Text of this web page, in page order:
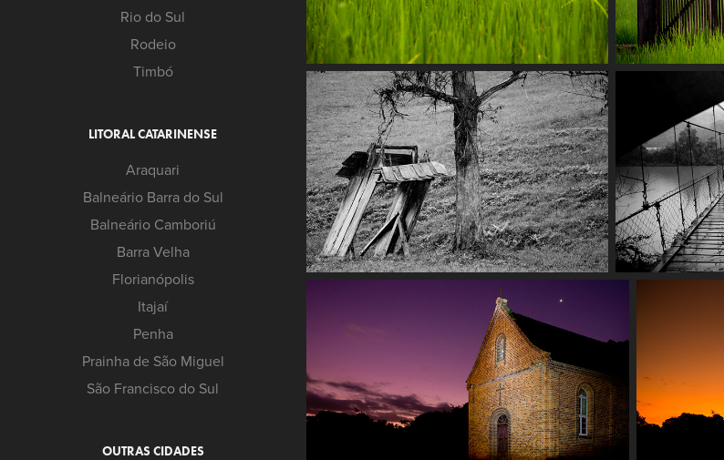
Rio do Sul
Rodeio
Timbó
LITORAL CATARINENSE
Araquari
Balneário Barra do Sul
Balneário Camboriú
Barra Velha
Florianópolis
Itajaí
Penha
Prainha de São Miguel
São Francisco do Sul
OUTRAS CIDADES